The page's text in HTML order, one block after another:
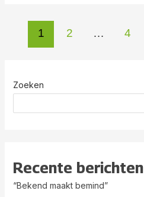
1 2 … 4
Zoeken
Recente berichten
“Bekend maakt bemind”